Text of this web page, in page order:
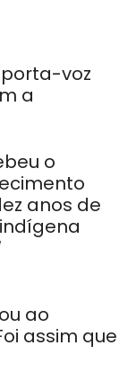
voz
a
o
anos de
ao
assim que